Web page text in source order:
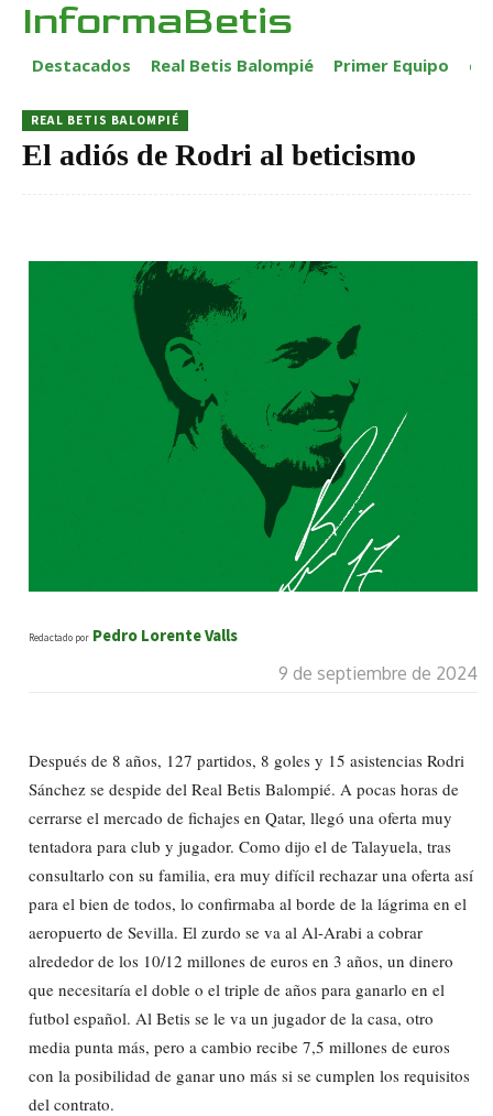
InformaBetis
Destacados Real Betis Balompié Primer Equipo
REAL BETIS BALOMPIÉ
El adiós de Rodri al beticismo
Redactado por Pedro Lorente Valls
9 de septiembre de 2024
Después de 8 años, 127 partidos, 8 goles y 15 asistencias Rodri
Sánchez se despide del Real Betis Balompié. A pocas horas de
cerrarse el mercado de fichajes en Qatar, llegó una oferta muy
tentadora para club y jugador. Como dijo el de Talayuela, tras
consultarlo con su familia, era muy difícil rechazar una oferta así
para el bien de todos, lo confirmaba al borde de la lágrima en el
aeropuerto de Sevilla. El zurdo se va al Al-Arabi a cobrar
alrededor de los 10/12 millones de euros en 3 años, un dinero
que necesitaría el doble o el triple de años para ganarlo en el
futbol español. Al Betis se le va un jugador de la casa, otro
media punta más, pero a cambio recibe 7,5 millones de euros
con la posibilidad de ganar uno más si se cumplen los requisitos
del contrato.